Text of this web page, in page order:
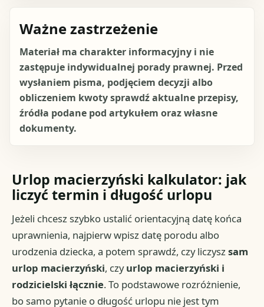
Ważne zastrzeżenie
Materiał ma charakter informacyjny i nie
zastępuje indywidualnej porady prawnej. Przed
wysłaniem pisma, podjęciem decyzji albo
obliczeniem kwoty sprawdź aktualne przepisy,
źródła podane pod artykułem oraz własne
dokumenty.
Urlop macierzyński kalkulator: jak
liczyć termin i długość urlopu
Jeżeli chcesz szybko ustalić orientacyjną datę końca
uprawnienia, najpierw wpisz datę porodu albo
urodzenia dziecka, a potem sprawdź, czy liczyszsam
urlop macierzyński, czyurlop macierzyński i
rodzicielski łącznie. To podstawowe rozróżnienie,
bo samo pytanie o długość urlopu nie jest tym